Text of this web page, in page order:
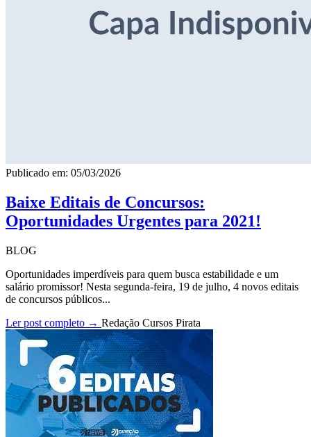
Publicado em: 05/03/2026
Baixe Editais de Concursos:
Oportunidades Urgentes para 2021!
BLOG
Oportunidades imperdíveis para quem busca estabilidade e um
salário promissor! Nesta segunda-feira, 19 de julho, 4 novos editais
de concursos públicos...
Ler post completo → Redação Cursos Pirata